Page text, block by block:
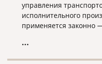
управления
исполнительного
применяется законно
...